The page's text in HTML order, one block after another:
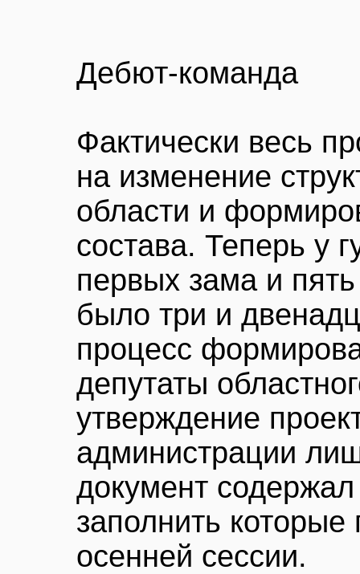
Дебют-команда
Фактически весь
на изменение
области и
состава. Теперь у
первых зама и
было три и
процесс
депутаты
утверждение
администрации
документ
заполнить которые
осенней сессии.